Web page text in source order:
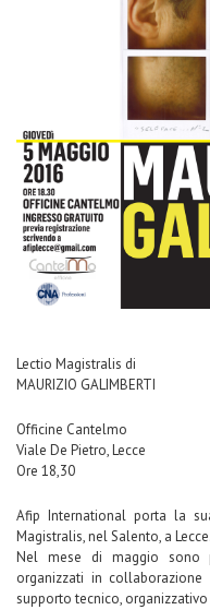
Lectio Magistralis di
MAURIZIO GALIMBERTI
Officine Cantelmo
Viale De Pietro, Lecce
Ore 18,30
Afip International porta la
Magistralis, nel Salento, a Lecce.
Nel mese di maggio sono
organizzati in
supporto tecnico,